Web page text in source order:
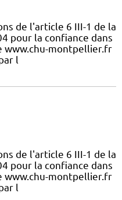
de l'article 6 III-1 de la
pour la confiance dans
www.chu-montpellier.fr
l
de l'article 6 III-1 de la
pour la confiance dans
www.chu-montpellier.fr
l